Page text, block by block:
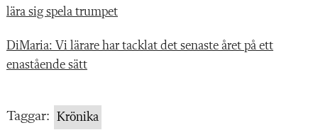
lära sig spela trumpet
DiMaria: Vi lärare har tacklat det senaste året på ett
enastående sätt
Taggar: Krönika